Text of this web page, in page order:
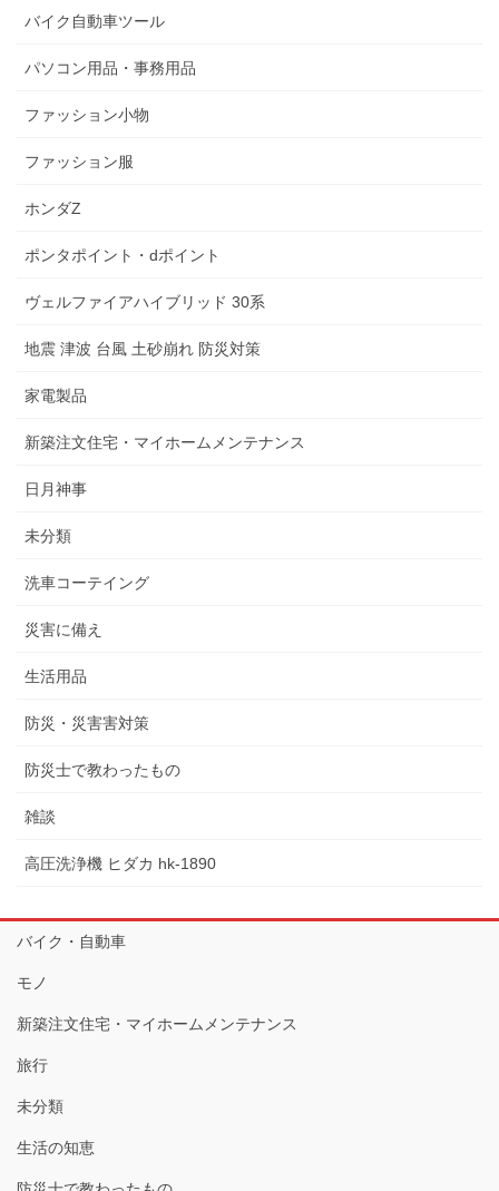
バイク自動車ツール
パソコン用品・事務用品
ファッション小物
ファッション服
ホンダZ
ポンタポイント・dポイント
ヴェルファイアハイブリッド 30系
地震 津波 台風 土砂崩れ 防災対策
家電製品
新築注文住宅・マイホームメンテナンス
日月神事
未分類
洗車コーテイング
災害に備え
生活用品
防災・災害害対策
防災士で教わったもの
雑談
高圧洗浄機 ヒダカ hk-1890
バイク・自動車
モノ
新築注文住宅・マイホームメンテナンス
旅行
未分類
生活の知恵